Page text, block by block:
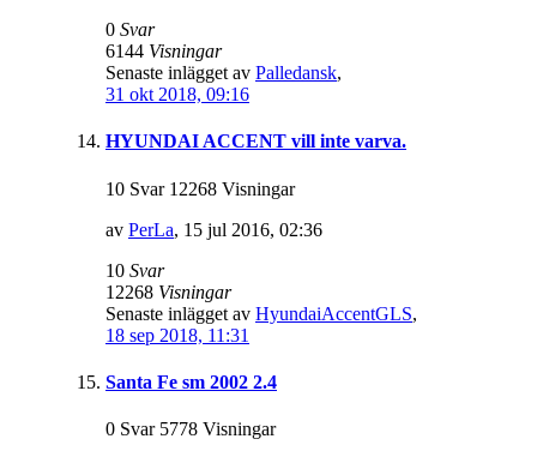
0 Svar
6144 Visningar
Senaste inlägget av Palledansk,
31 okt 2018, 09:16
HYUNDAI ACCENT vill inte varva.
10 Svar 12268 Visningar
av PerLa, 15 jul 2016, 02:36
10 Svar
12268 Visningar
Senaste inlägget av HyundaiAccentGLS,
18 sep 2018, 11:31
Santa Fe sm 2002 2.4
0 Svar 5778 Visningar